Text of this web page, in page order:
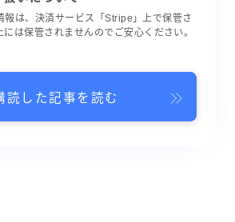
報は、決済サービス「Stripe」上で保管さ
は保管されませんのでご安心ください。
読した記事を読む